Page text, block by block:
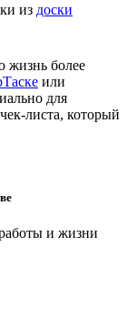
из доски
жизнь более
или
для
листа, который
и жизни